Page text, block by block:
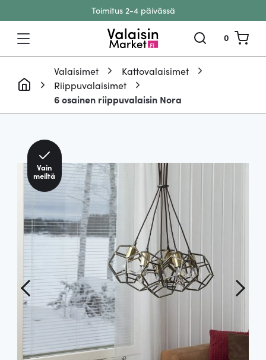
Toimitus 2-4 päivässä
Siirry sisältöön 0
Valaisimet
Kattovalaisimet
Riippuvalaisimet
6 osainen riippuvalaisin Nora
-51 %
Vain
meiltä